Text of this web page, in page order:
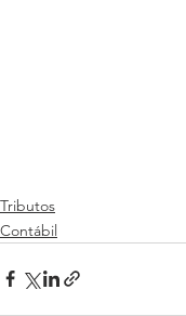
Tributos
Contábil